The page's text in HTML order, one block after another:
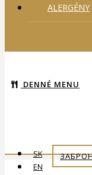
ALERGÉNY
DENNÉ MENU
SK
EN